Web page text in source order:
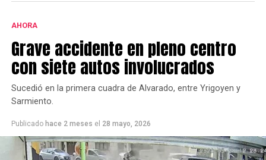
AHORA
Grave accidente en pleno centro
con siete autos involucrados
Sucedió en la primera cuadra de Alvarado, entre Yrigoyen y
Sarmiento.
Publicado hace 2 meses el 28 mayo, 2026